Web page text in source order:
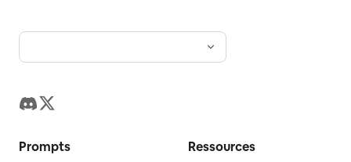
Prompts Ressources